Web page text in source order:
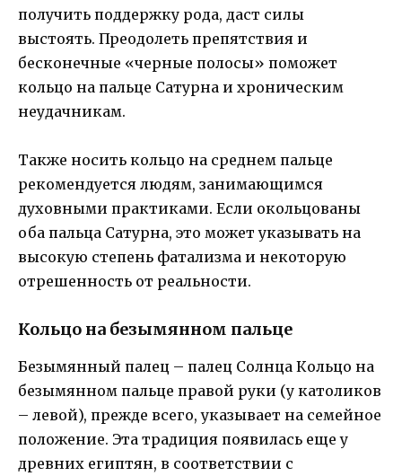
получить поддержку рода, даст силы
выстоять. Преодолеть препятствия и
бесконечные «черные полосы» поможет
кольцо на пальце Сатурна и хроническим
неудачникам.
Также носить кольцо на среднем пальце
рекомендуется людям, занимающимся
духовными практиками. Если окольцованы
оба пальца Сатурна, это может указывать на
высокую степень фатализма и некоторую
отрешенность от реальности.
Кольцо на безымянном пальце
Безымянный палец – палец Солнца Кольцо на
безымянном пальце правой руки (у католиков
– левой), прежде всего, указывает на семейное
положение. Эта традиция появилась еще у
древних египтян, в соответствии с